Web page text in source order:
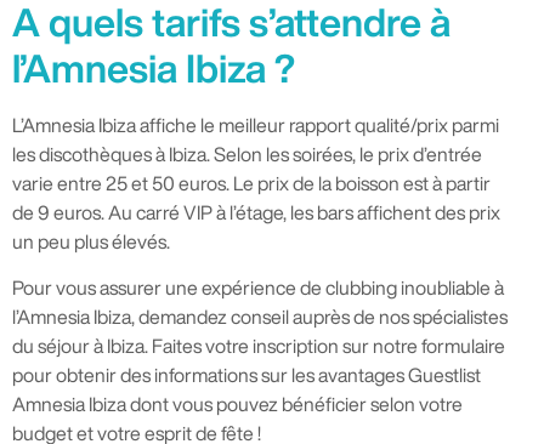
A quels tarifs s’attendre à
l’Amnesia Ibiza ?
L’Amnesia Ibiza affiche le meilleur rapport qualité/prix parmi
les discothèques à Ibiza. Selon les soirées, le prix d’entrée
varie entre 25 et 50 euros. Le prix de la boisson est à partir
de 9 euros. Au carré VIP à l’étage, les bars affichent des prix
un peu plus élevés.
Pour vous assurer une expérience de clubbing inoubliable à
l’Amnesia Ibiza, demandez conseil auprès de nos spécialistes
du séjour à Ibiza. Faites votre inscription sur notre formulaire
pour obtenir des informations sur les avantages Guestlist
Amnesia Ibiza dont vous pouvez bénéficier selon votre
budget et votre esprit de fête !